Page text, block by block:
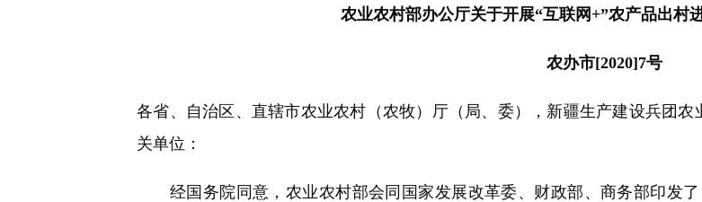
农业农村部办公厅关于开展“互联网+”农产品出村
农办市[2020]7号
各省、自治区、直辖市农业农村（农牧）厅（局、委），新疆生产建设兵团
关单位：
经国务院同意，农业农村部会同国家发展改革委、财政部、商务部印发了